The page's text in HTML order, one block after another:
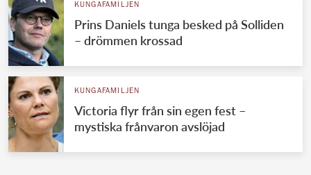
KUNGAFAMILJEN
Prins Daniels tunga besked på Solliden
– drömmen krossad
KUNGAFAMILJEN
Victoria flyr från sin egen fest –
mystiska frånvaron avslöjad